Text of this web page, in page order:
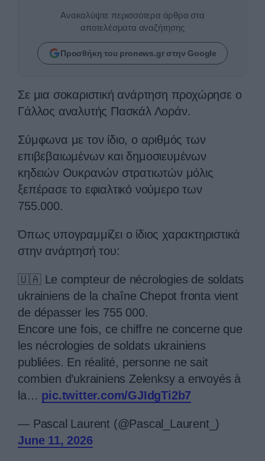
Ανακαλύψτε περισσότερα άρθρα στα
αποτελέσματα αναζήτησης
Προσθήκη του pronews.gr στην Google
Σε μια σοκαριστική ανάρτηση προχώρησε ο
Γάλλος αναλυτής Πασκάλ Λοράν.
Σύμφωνα με τον ίδιο, ο αριθμός των
επιβεβαιωμένων και δημοσιευμένων
κηδειών Ουκρανών στρατιωτών μόλις
ξεπέρασε το εφιαλτικό νούμερο των
755.000.
Όπως υπογραμμίζει ο ίδιος χαρακτηριστικά
στην ανάρτησή του:
🇺🇦 Le compteur de nécrologies de soldats
ukrainiens de la chaîne Chepot fronta vient
de dépasser les 755 000.
Encore une fois, ce chiffre ne concerne que
les nécrologies de soldats ukrainiens
publiées. En réalité, personne ne sait
combien d’ukrainiens Zelenksy a envoyés à
la… pic.twitter.com/GJIdgTi2b7
— Pascal Laurent (@Pascal_Laurent_)
June 11, 2026